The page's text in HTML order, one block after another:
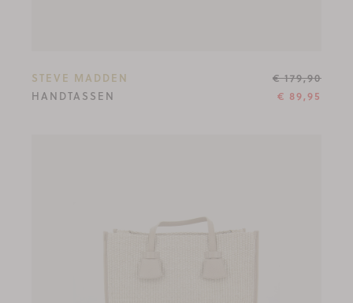
STEVE MADDEN
HANDTASSEN
€ 179,90
€ 89,95